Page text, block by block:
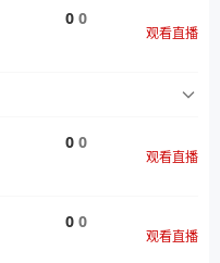
0 0
观看直播
0 0
观看直播
0 0
观看直播